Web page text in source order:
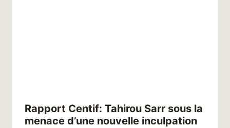
Rapport Centif: Tahirou Sarr sous la
menace d’une nouvelle inculpation